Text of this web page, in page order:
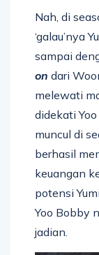
Nah, di
‘galau’nya
sampai
on dari
melewati
didekati
muncul di
berhasil
keuangan
potensi
Yoo Bobby
jadian.